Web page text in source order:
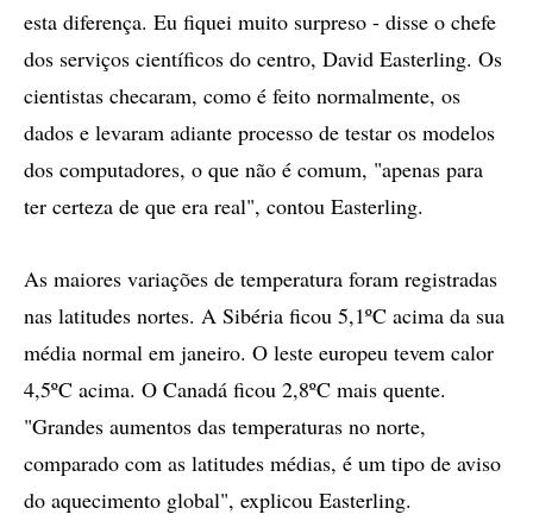
esta diferença. Eu fiquei muito surpreso - disse o chefe
dos serviços científicos do centro, David Easterling. Os
cientistas checaram, como é feito normalmente, os
dados e levaram adiante processo de testar os modelos
dos computadores, o que não é comum, "apenas para
ter certeza de que era real", contou Easterling.
As maiores variações de temperatura foram registradas
nas latitudes nortes. A Sibéria ficou 5,1ºC acima da sua
média normal em janeiro. O leste europeu tevem calor
4,5ºC acima. O Canadá ficou 2,8ºC mais quente.
"Grandes aumentos das temperaturas no norte,
comparado com as latitudes médias, é um tipo de aviso
do aquecimento global", explicou Easterling.